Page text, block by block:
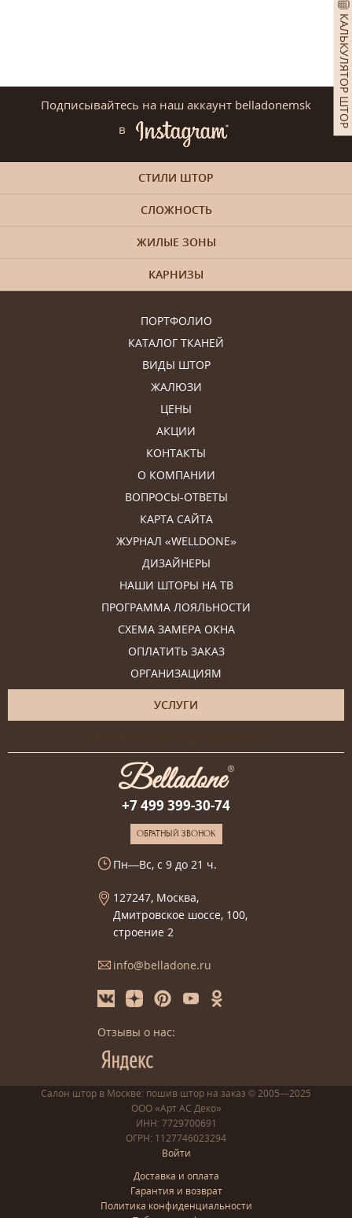
КАЛЬКУЛЯТОР ШТОР
Подписывайтесь на наш аккаунт belladonemsk
в
ПОРТФОЛИО
КАТАЛОГ ТКАНЕЙ
ВИДЫ ШТОР
ЖАЛЮЗИ
ЦЕНЫ
АКЦИИ
КОНТАКТЫ
О КОМПАНИИ
ВОПРОСЫ-ОТВЕТЫ
КАРТА САЙТА
ЖУРНАЛ «WELLDONE»
ДИЗАЙНЕРЫ
НАШИ ШТОРЫ НА ТВ
ПРОГРАММА ЛОЯЛЬНОСТИ
СХЕМА ЗАМЕРА ОКНА
ОПЛАТИТЬ ЗАКАЗ
ОРГАНИЗАЦИЯМ
УСЛУГИ
Онлайн-консультация дизайнера
СТИЛИ ШТОР
СЛОЖНОСТЬ
ЖИЛЫЕ ЗОНЫ
КАРНИЗЫ
+7 499 399-30-74
ОБРАТНЫЙ ЗВОНОК
Пн—Вс, с 9 до 21 ч.
127247, Москва,
Дмитровское шоссе, 100,
строение 2
info@belladone.ru
Отзывы о нас:
Салон штор в Москве: пошив штор на заказ © 2005—2025
ООО «Арт АС Деко»
ИНН: 7729700691
ОГРН: 1127746023294
Войти
Доставка и оплата
Гарантия и возврат
Политика конфиденциальности